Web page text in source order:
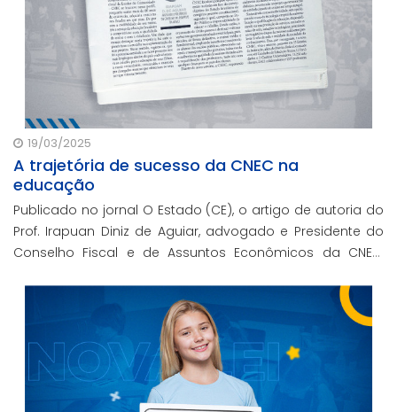
19/03/2025
A trajetória de sucesso da CNEC na
educação
Publicado no jornal O Estado (CE), o artigo de autoria do
Prof. Irapuan Diniz de Aguiar, advogado e Presidente do
Conselho Fiscal e de Assuntos Econômicos da CNEC,